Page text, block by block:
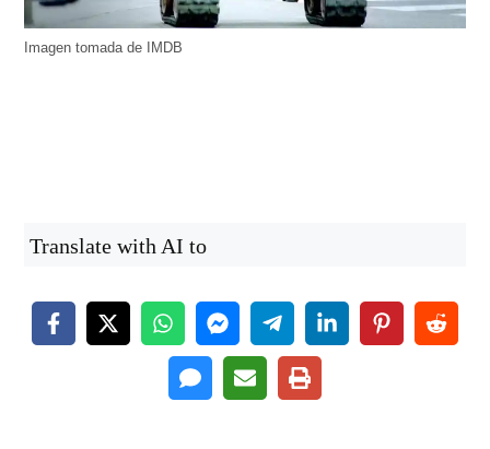
Imagen tomada de IMDB
Translate with AI to